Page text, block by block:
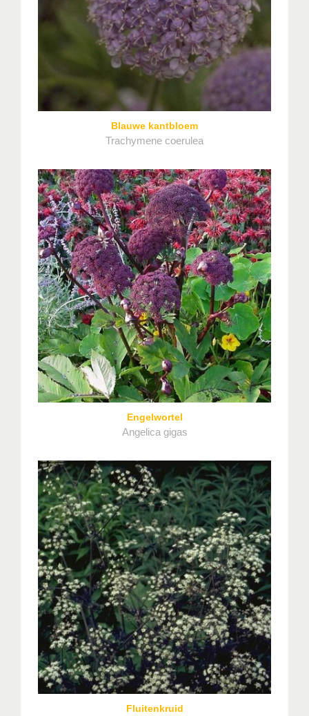
Blauwe kantbloem
Trachymene coerulea
Engelwortel
Angelica gigas
Fluitenkruid